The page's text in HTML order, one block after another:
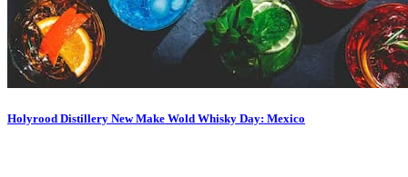
Holyrood Distillery New Make Wold Whisky Day: Mexico